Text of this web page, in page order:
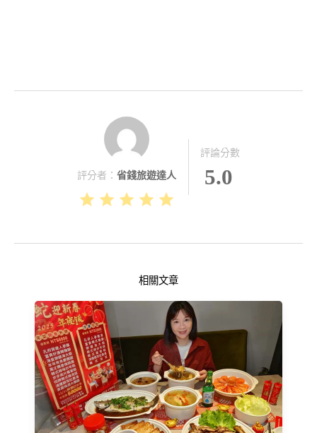
評分者： 省錢旅遊達人
評論分數
5.0
相關文章